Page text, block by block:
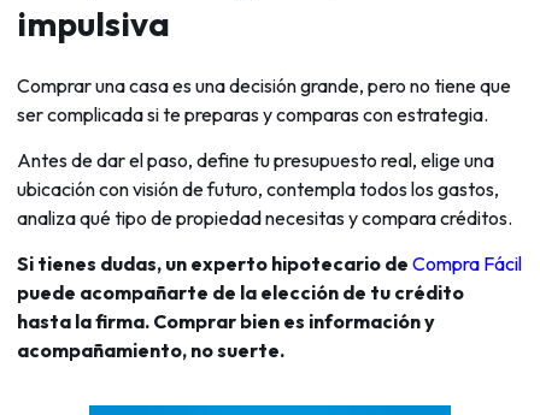
impulsiva
Comprar una casa es una decisión grande, pero no tiene que
ser complicada si te preparas y comparas con estrategia.
Antes de dar el paso, define tu presupuesto real, elige una
ubicación con visión de futuro, contempla todos los gastos,
analiza qué tipo de propiedad necesitas y compara créditos.
Si tienes dudas, un experto hipotecario de Compra Fácil
puede acompañarte de la elección de tu crédito
hasta la firma. Comprar bien es información y
acompañamiento, no suerte.